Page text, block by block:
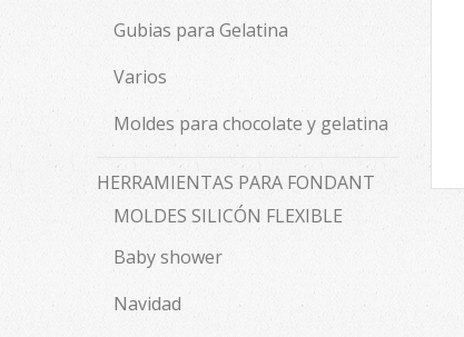
Gubias para Gelatina
Varios
Moldes para chocolate y gelatina
HERRAMIENTAS PARA FONDANT
MOLDES SILICÓN FLEXIBLE
Baby shower
Navidad